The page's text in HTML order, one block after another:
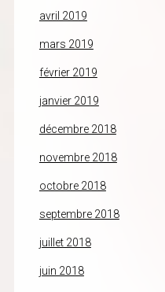
avril 2019
mars 2019
février 2019
janvier 2019
décembre 2018
novembre 2018
octobre 2018
septembre 2018
juillet 2018
juin 2018